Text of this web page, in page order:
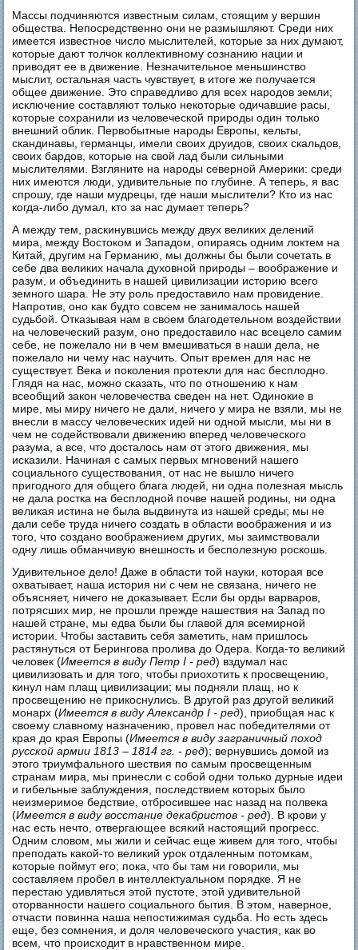
Массы подчиняются известным силам, стоящим у вершин
общества. Непосредственно они не размышляют. Среди них
имеется известное число мыслителей, которые за них думают,
которые дают толчок коллективному сознанию нации и
приводят ее в движение. Незначительное меньшинство
мыслит, остальная часть чувствует, в итоге же получается
общее движение. Это справедливо для всех народов земли;
исключение составляют только некоторые одичавшие расы,
которые сохранили из человеческой природы один только
внешний облик. Первобытные народы Европы, кельты,
скандинавы, германцы, имели своих друидов, своих скальдов,
своих бардов, которые на свой лад были сильными
мыслителями. Взгляните на народы северной Америки: среди
них имеются люди, удивительные по глубине. А теперь, я вас
спрошу, где наши мудрецы, где наши мыслители? Кто из нас
когда-либо думал, кто за нас думает теперь?
А между тем, раскинувшись между двух великих делений
мира, между Востоком и Западом, опираясь одним локтем на
Китай, другим на Германию, мы должны бы были сочетать в
себе два великих начала духовной природы – воображение и
разум, и объединить в нашей цивилизации историю всего
земного шара. Не эту роль предоставило нам провидение.
Напротив, оно как будто совсем не занималось нашей
судьбой. Отказывая нам в своем благодетельном воздействии
на человеческий разум, оно предоставило нас всецело самим
себе, не пожелало ни в чем вмешиваться в наши дела, не
пожелало ни чему нас научить. Опыт времен для нас не
существует. Века и поколения протекли для нас бесплодно.
Глядя на нас, можно сказать, что по отношению к нам
всеобщий закон человечества сведен на нет. Одинокие в
мире, мы миру ничего не дали, ничего у мира не взяли, мы не
внесли в массу человеческих идей ни одной мысли, мы ни в
чем не содействовали движению вперед человеческого
разума, а все, что досталось нам от этого движения, мы
исказили. Начиная с самых первых мгновений нашего
социального существования, от нас не вышло ничего
пригодного для общего блага людей, ни одна полезная мысль
не дала ростка на бесплодной почве нашей родины, ни одна
великая истина не была выдвинута из нашей среды; мы не
дали себе труда ничего создать в области воображения и из
того, что создано воображением других, мы заимствовали
одну лишь обманчивую внешность и бесполезную роскошь.
Удивительное дело! Даже в области той науки, которая все
охватывает, наша история ни с чем не связана, ничего не
объясняет, ничего не доказывает. Если бы орды варваров,
потрясших мир, не прошли прежде нашествия на Запад по
нашей стране, мы едва были бы главой для всемирной
истории. Чтобы заставить себя заметить, нам пришлось
растянуться от Берингова пролива до Одера. Когда-то великий
человек (Имеется в виду Петр I - ред) вздумал нас
цивилизовать и для того, чтобы приохотить к просвещению,
кинул нам плащ цивилизации; мы подняли плащ, но к
просвещению не прикоснулись. В другой раз другой великий
монарх (Имеется в виду Александр I - ред), приобщая нас к
своему славному назначению, провел нас победителями от
края до края Европы (Имеется в виду заграничный поход
русской армии 1813 – 1814 гг. - ред); вернувшись домой из
этого триумфального шествия по самым просвещенным
странам мира, мы принесли с собой одни только дурные идеи
и гибельные заблуждения, последствием которых было
неизмеримое бедствие, отбросившее нас назад на полвека
(Имеется в виду восстание декабристов - ред). В крови у
нас есть нечто, отвергающее всякий настоящий прогресс.
Одним словом, мы жили и сейчас еще живем для того, чтобы
преподать какой-то великий урок отдаленным потомкам,
которые поймут его; пока, что бы там ни говорили, мы
составляем пробел в интеллектуальном порядке. Я не
перестаю удивляться этой пустоте, этой удивительной
оторванности нашего социального бытия. В этом, наверное,
отчасти повинна наша непостижимая судьба. Но есть здесь
еще, без сомнения, и доля человеческого участия, как во
всем, что происходит в нравственном мире.